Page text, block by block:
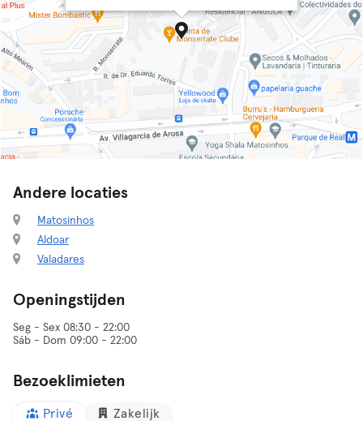
Andere locaties
Matosinhos
Aldoar
Valadares
Openingstijden
Seg - Sex 08:30 - 22:00
Sáb - Dom 09:00 - 22:00
Bezoeklimieten
Privé Zakelijk